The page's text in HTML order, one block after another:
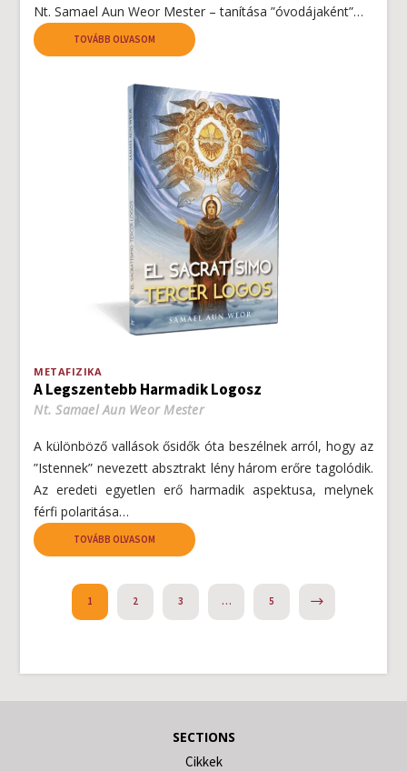
Nt. Samael Aun Weor Mester – tanítása ”óvodájaként”…
TOVÁBB OLVASOM
METAFIZIKA
A Legszentebb Harmadik Logosz
Nt. Samael Aun Weor Mester
A különböző vallások ősidők óta beszélnek arról, hogy az
”Istennek” nevezett absztrakt lény három erőre tagolódik.
Az eredeti egyetlen erő harmadik aspektusa, melynek
férfi polaritása…
TOVÁBB OLVASOM
1 2 3 … 5
SECTIONS
Cikkek